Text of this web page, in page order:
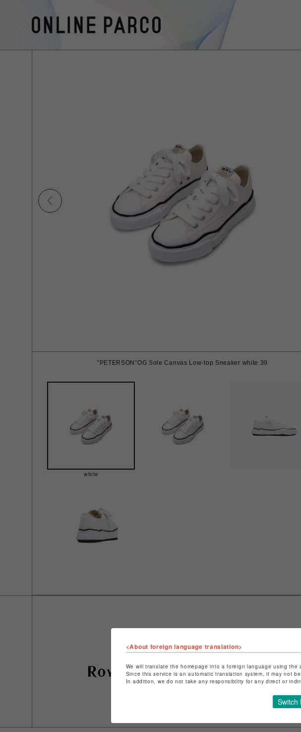
”PETERSON”OG Sole Canvas Low-top Sneaker white 39
white
ショップ名
特定商取引法など法令に
ショップお問い合わせは
<About foreign language translation>
We will translate the homepage into a foreign language using the
Since this service is an automatic translation system, it may not
In addition, we do not take any responsibility for any direct or
Switch